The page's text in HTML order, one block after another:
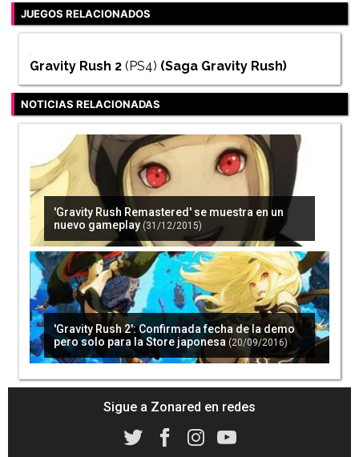
JUEGOS RELACIONADOS
Gravity Rush 2 (PS4) (Saga Gravity Rush)
NOTICIAS RELACIONADAS
'Gravity Rush Remastered' se muestra en un
nuevo gameplay (31/12/2015)
'Gravity Rush 2': Confirmada fecha de la demo
pero solo para la Store japonesa (20/09/2016)
Sigue a Zonared en redes